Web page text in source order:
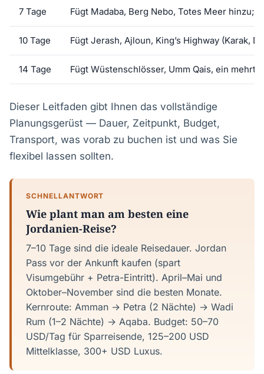
7 Tage Fügt Madaba, Berg Nebo, Totes Meer hinzu;
10 Tage Fügt Jerash, Ajloun, King’s Highway (Karak,
14 Tage Fügt Wüstenschlösser, Umm Qais, ein
Dieser Leitfaden gibt Ihnen das vollständige
Planungsgerüst — Dauer, Zeitpunkt, Budget,
Transport, was vorab zu buchen ist und was Sie
flexibel lassen sollten.
SCHNELLANTWORT
Wie plant man am besten eine
Jordanien-Reise?
7–10 Tage sind die ideale Reisedauer. Jordan
Pass vor der Ankunft kaufen (spart
Visumgebühr + Petra-Eintritt). April–Mai und
Oktober–November sind die besten Monate.
Kernroute: Amman → Petra (2 Nächte) → Wadi
Rum (1–2 Nächte) → Aqaba. Budget: 50–70
USD/Tag für Sparreisende, 125–200 USD
Mittelklasse, 300+ USD Luxus.